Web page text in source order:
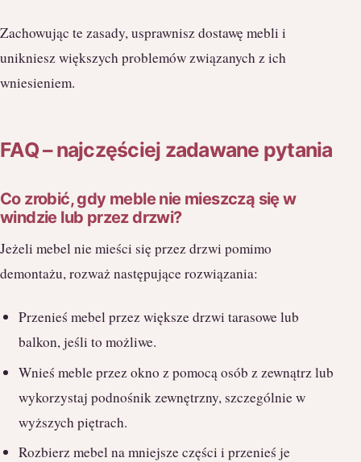
Zachowując te zasady, usprawnisz dostawę mebli i
unikniesz większych problemów związanych z ich
wniesieniem.
FAQ – najczęściej zadawane pytania
Co zrobić, gdy meble nie mieszczą się w
windzie lub przez drzwi?
Jeżeli mebel nie mieści się przez drzwi pomimo
demontażu, rozważ następujące rozwiązania:
Przenieś mebel przez większe drzwi tarasowe lub
balkon, jeśli to możliwe.
Wnieś meble przez okno z pomocą osób z zewnątrz lub
wykorzystaj podnośnik zewnętrzny, szczególnie w
wyższych piętrach.
Rozbierz mebel na mniejsze części i przenieś je